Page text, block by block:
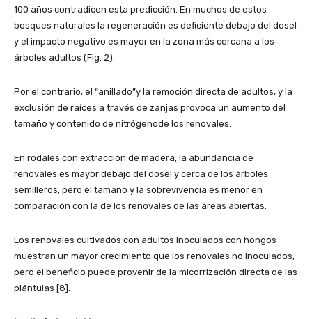
100 años contradicen esta predicción. En muchos de estos
bosques naturales la regeneración es deficiente debajo del dosel
y el impacto negativo es mayor en la zona más cercana a los
árboles adultos (Fig. 2).
Por el contrario, el “anillado”y la remoción directa de adultos, y la
exclusión de raíces a través de zanjas provoca un aumento del
tamaño y contenido de nitrógenode los renovales.
En rodales con extracción de madera, la abundancia de
renovales es mayor debajo del dosel y cerca de los árboles
semilleros, pero el tamaño y la sobrevivencia es menor en
comparación con la de los renovales de las áreas abiertas.
Los renovales cultivados con adultos inoculados con hongos
muestran un mayor crecimiento que los renovales no inoculados,
pero el beneficio puede provenir de la micorrización directa de las
plántulas [8].